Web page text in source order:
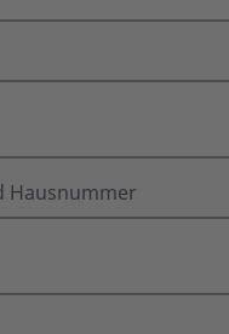
Hausnummer